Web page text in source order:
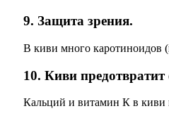
9. Защита зрения.
В киви много каротиноидов
10. Киви предотвратит
Кальций и витамин К в киви